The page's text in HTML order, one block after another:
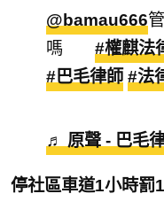
@bamau666
嗎 #權麒法
#巴毛律師 #法
♬ 原聲 - 巴毛
停社區車道1小時